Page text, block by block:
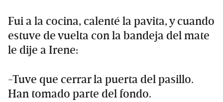
Fui a la cocina, calenté la pavita, y cuando
estuve de vuelta con la bandeja del mate
le dije a Irene:
-Tuve que cerrar la puerta del pasillo.
Han tomado parte del fondo.